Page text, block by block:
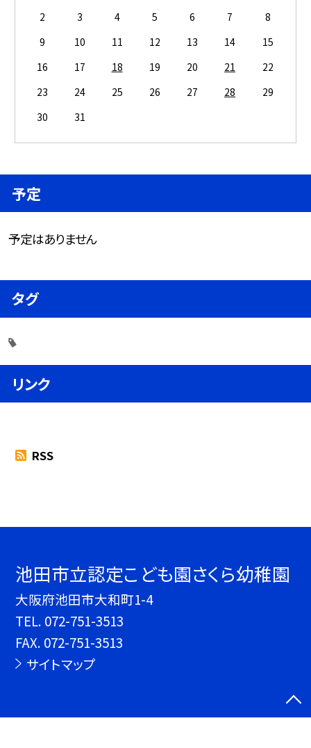
2
3 4 5 6 7
8
9
10 11 12 13 14
15
16
17 18 19 20 21
22
23
24 25 26 27 28
29
30
31
予定
予定はありません
タグ
リンク
RSS
池田市立認定こども園さくら幼稚園
大阪府池田市大和町1-4
TEL. 072-751-3513
FAX. 072-751-3513
サイトマップ